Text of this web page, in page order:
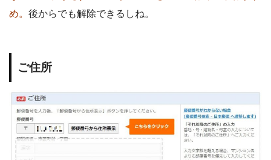
め。 後からでも解除できるしね。
ご住所